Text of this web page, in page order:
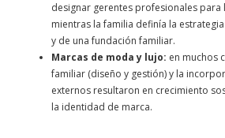
designar gerentes profesionales
mientras la familia definía la
y de una fundación familiar.
Marcas de moda y lujo: en muchos
familiar (diseño y gestión) y la
externos resultaron en crecimiento
la identidad de marca.